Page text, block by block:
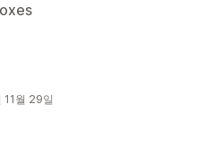
11월 29일